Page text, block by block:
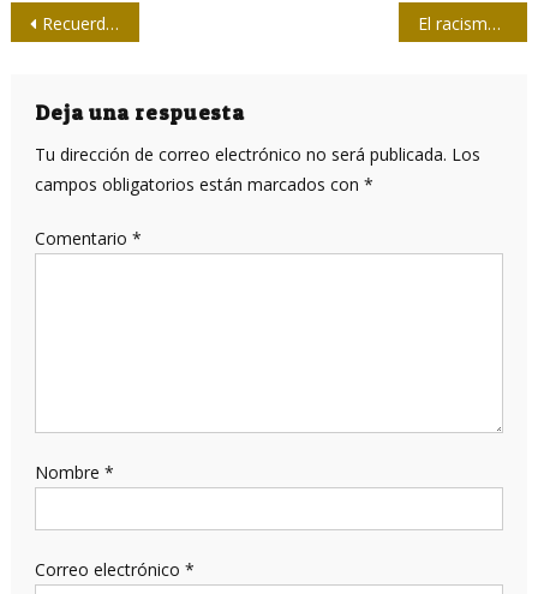
Navegación
entradas
Recuerdan a periodistas fallecidos por Covid 19 en Ciego de Ávila El racismo: una sombra que recorre Bolivia
Deja una respuesta
Tu dirección de correo electrónico no será publicada. Los
campos obligatorios están marcados con *
Comentario *
Nombre *
Correo electrónico *